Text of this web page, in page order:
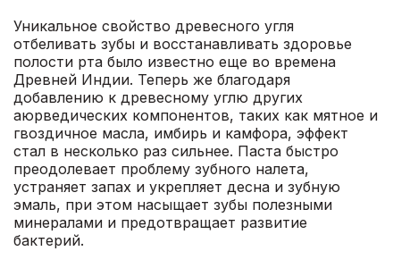
Уникальное свойство древесного угля
отбеливать зубы и восстанавливать здоровье
полости рта было известно еще во времена
Древней Индии. Теперь же благодаря
добавлению к древесному углю других
аюрведических компонентов, таких как мятное и
гвоздичное масла, имбирь и камфора, эффект
стал в несколько раз сильнее. Паста быстро
преодолевает проблему зубного налета,
устраняет запах и укрепляет десна и зубную
эмаль, при этом насыщает зубы полезными
минералами и предотвращает развитие
бактерий.